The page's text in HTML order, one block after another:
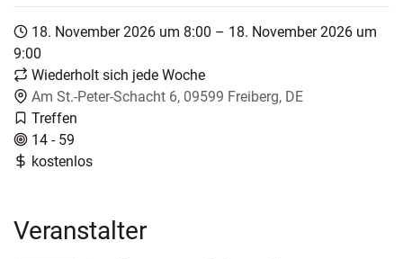
18. November 2026 um 8:00 – 18. November 2026 um
9:00
Wiederholt sich jede Woche
Am St.-Peter-Schacht 6, 09599 Freiberg, DE
Treffen
14 - 59
kostenlos
Veranstalter